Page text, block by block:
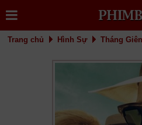
Trang chủ Hình Sự Tháng